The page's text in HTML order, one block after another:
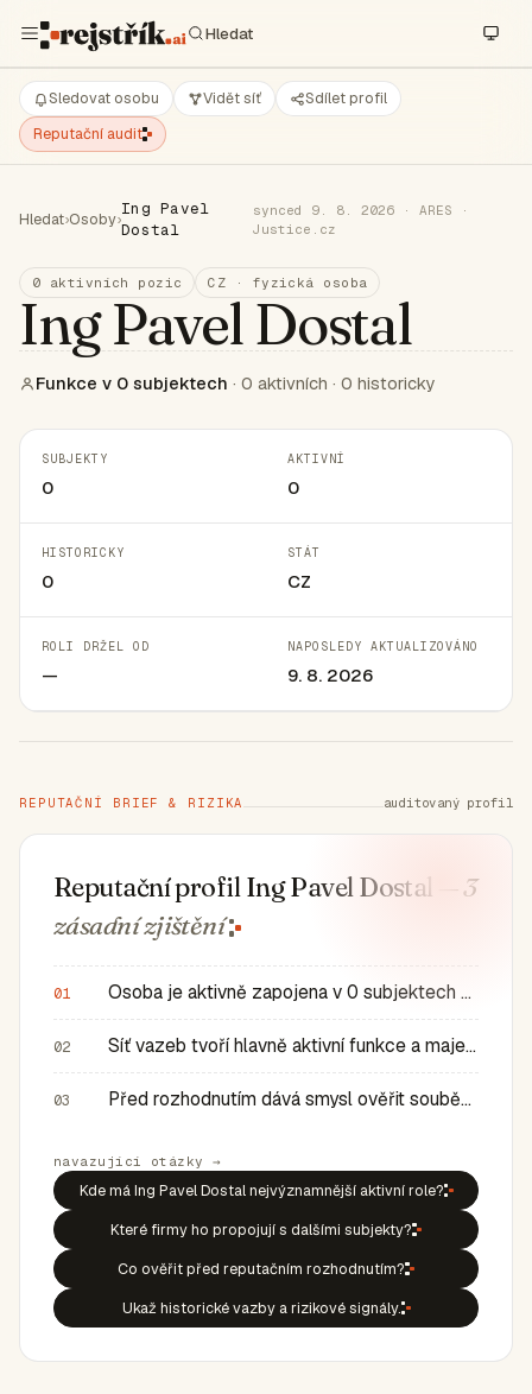
Sledovat osobu Vidět síť
Sdílet profil
Reputační audit
Hledat›Osoby›
Ing Pavel
Dostal
synced 9. 8. 2026 · ARES ·
Justice.cz
0 aktivních pozic CZ · fyzická osoba
Ing Pavel Dostal
Funkce v 0 subjektech · 0 aktivních · 0 historicky
SUBJEKTY
0
AKTIVNÍ
0
HISTORICKY
0
STÁT
CZ
ROLI DRŽEL OD
—
NAPOSLEDY AKTUALIZOVÁNO
9. 8. 2026
REPUTAČNÍ BRIEF & RIZIKA auditovaný profil
Reputační profil Ing Pavel Dostal
— 3
zásadnízjištění
01 Osoba je aktivně zapojena v 0 subjektech a má 0 historic…
02 Síť vazeb tvoří hlavně aktivní funkce a majetkové role v…
03 Před rozhodnutím dává smysl ověřit souběh rolí, historic…
navazující otázky →
Kde má Ing Pavel Dostal nejvýznamnější aktivní role?
Které firmy ho propojují s dalšími subjekty?
Co ověřit před reputačním rozhodnutím?
Ukaž historické vazby a rizikové signály.